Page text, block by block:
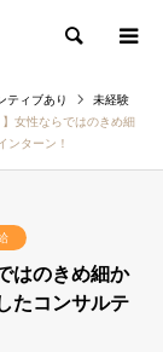
検索
ティブあり
未経験
】女性ならではのきめ細
ンターン！
はのきめ細か
たコンサルテ